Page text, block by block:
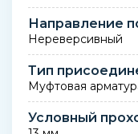
Направление
Нереверсивный
Тип
Муфтовая
Условный